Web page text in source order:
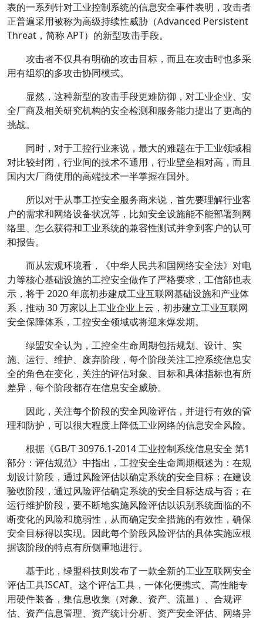
表的一系列针对工业控制系统的信息安全事件表明，攻击者
正普遍采用被称为高级持续性威胁（Advanced Persistent
Threat，简称 APT）的新型攻击手段。
攻击者不仅具有明确的攻击目标，而且在攻击时也多采
用有组织的多攻击协同模式。
显然，这种新型的攻击手段更难防御，对工业企业、安
全厂商及相关研究机构的安全检测和服务能力提出了更高的
挑战。
同时，对于工控行业来说，最大的难题在于工业领域相
对比较封闭，行业间的技术不通用，行业壁垒相对高，而且
国内大厂商使用的高端技术一半掌握在国外。
所以对于从事工控安全服务商来说，首先要理解行业客
户的需求和网络设备状况等，比如安全设施能不能部署到网
络里、怎么获得和工业系统的兼容性测试并拿到客户的认可
和报告。
而从宏观环境看，《中华人民共和国网络安全法》对电
力等核心基础设施的工控安全做作了严格要求，工信部也表
示，将于 2020 年底初步建成工业互联网基础设施和产业体
系，推动 30 万家以上工业企业上云，初步建立工业互联网
安全保障体系，工控安全领域或将迎来爆发期。
绿盟安全认为，工控全生命周期包括规划、设计、实
施、运行、维护、废弃阶段，每个阶段关注工控系统信息安
全的角色在变化，关注的评估对象、目标和具体指标也有所
差异，每个阶段都存在信息安全威胁。
因此，关注每个阶段的安全风险评估，并进行有效的管
理和防护，可以很大程度上降低工业网络的信息安全风险。
根据《GB/T 30976.1-2014 工业控制系统信息安全 第1
部分：评估规范》中指出，工控安全生命周期概述为：在规
划设计阶段，通过风险评估以确定系统的安全目标；在建设
验收阶段，通过风险评估确定系统的安全目标达成与否；在
运行维护阶段，要不断地实施风险评估以识别系统面临的不
断变化的风险和脆弱性，从而确定安全措施的有效性，确保
安全目标得以实现。因此每个阶段风险评估的具体实施应根
据该阶段的特点有所侧重地进行。
基于此，绿盟科技则发布了一款全新的工业互联网安全
评估工具ISCAT。这个评估工具，一体化便携式、高性能专
用硬件装备，集信息收集（对象、资产、流量）、合规评
估、资产信息管理、资产统计分析、资产安全评估、网络异